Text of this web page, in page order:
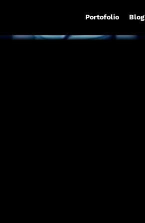
Portofolio Blog